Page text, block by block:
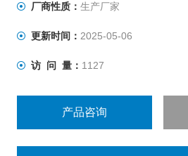
厂商性质： 生产厂家
更新时间： 2025-05-06
访 问 量： 1127
产品咨询